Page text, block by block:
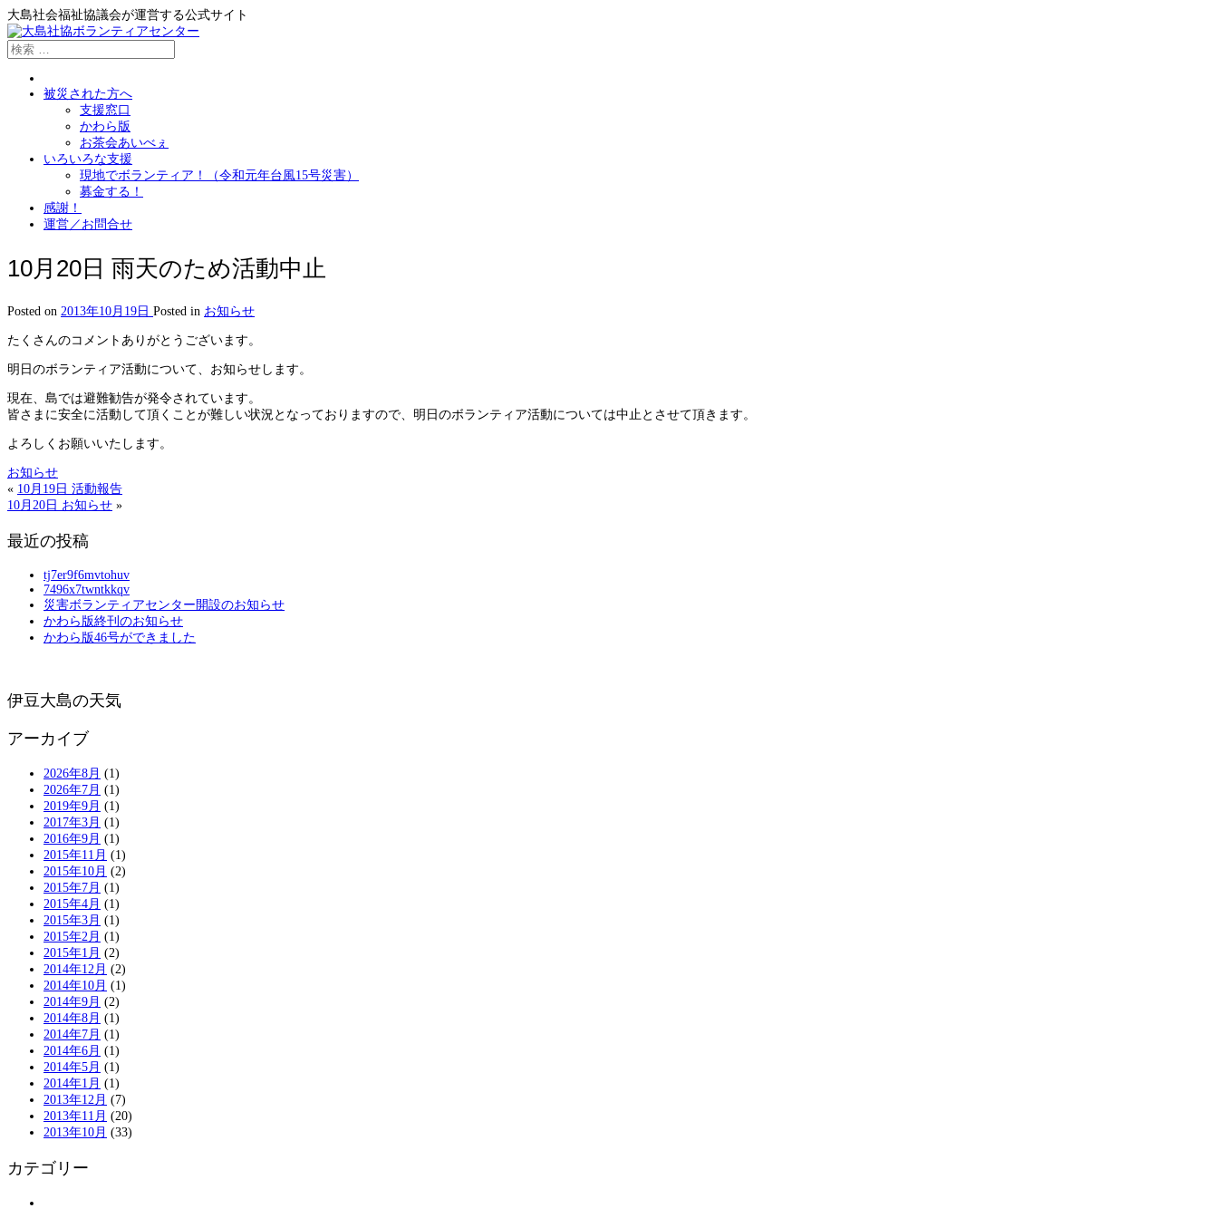
大島社会福祉協議会が運営する公式サイト
被災された方へ
支援窓口
かわら版
お茶会あいべぇ
いろいろな支援
現地でボランティア！（令和元年台風15号災害）
募金する！
感謝！
運営／お問合せ
10月20日 雨天のため活動中止
Posted on 2013年10月19日 Posted in お知らせ
たくさんのコメントありがとうございます。
明日のボランティア活動について、お知らせします。
現在、島では避難勧告が発令されています。
皆さまに安全に活動して頂くことが難しい状況となっておりますので、明日のボランティア活動については中止とさせて頂きます。
よろしくお願いいたします。
お知らせ
« 10月19日 活動報告
10月20日 お知らせ »
最近の投稿
tj7er9f6mvtohuv
7496x7twntkkqv
災害ボランティアセンター開設のお知らせ
かわら版終刊のお知らせ
かわら版46号ができました
伊豆大島の天気
アーカイブ
2026年8月 (1)
2026年7月 (1)
2019年9月 (1)
2017年3月 (1)
2016年9月 (1)
2015年11月 (1)
2015年10月 (2)
2015年7月 (1)
2015年4月 (1)
2015年3月 (1)
2015年2月 (1)
2015年1月 (2)
2014年12月 (2)
2014年10月 (1)
2014年9月 (2)
2014年8月 (1)
2014年7月 (1)
2014年6月 (1)
2014年5月 (1)
2014年1月 (1)
2013年12月 (7)
2013年11月 (20)
2013年10月 (33)
カテゴリー